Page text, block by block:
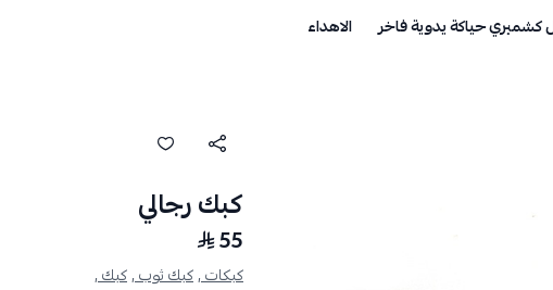
كشميري حياكة يدوية فاخر الاهداء
كبك رجالي
55
كبكات ,كبك ثوب ,كبك ,